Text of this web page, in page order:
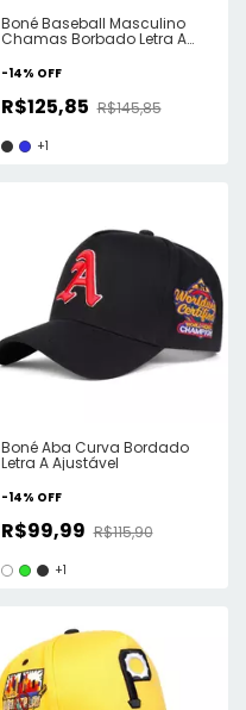
Boné Baseball Masculino
Chamas Borbado Letra A
-14% OFF
R$125,85 R$145,85
+1
Boné Aba Curva Bordado
Letra A Ajustável
-14% OFF
R$99,99 R$115,90
+1